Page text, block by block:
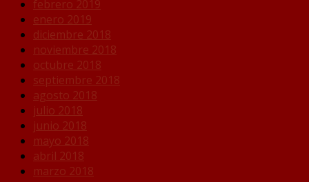
febrero 2019
enero 2019
diciembre 2018
noviembre 2018
octubre 2018
septiembre 2018
agosto 2018
julio 2018
junio 2018
mayo 2018
abril 2018
marzo 2018